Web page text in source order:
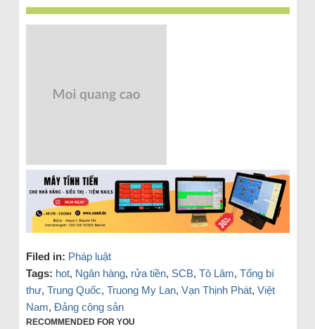
Filed in: Pháp luật
Tags: hot, Ngân hàng, rửa tiền, SCB, Tô Lâm, Tổng bí
thư, Trung Quốc, Truong My Lan, Vạn Thịnh Phát, Việt
Nam, Đảng cộng sản
RECOMMENDED FOR YOU